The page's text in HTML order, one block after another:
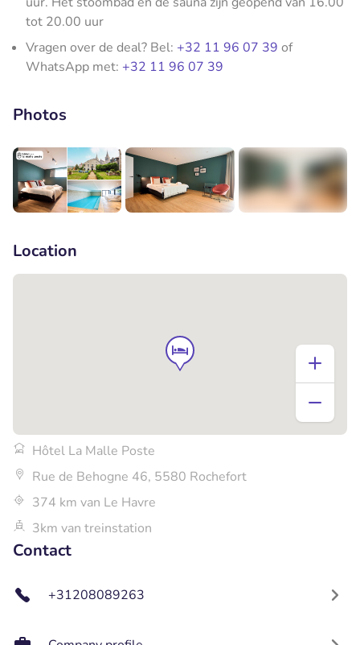
tot 20.00 uur
Vragen over de deal? Bel: +32 11 96 07 39 of
WhatsApp met: +32 11 96 07 39
Photos
Location
Hôtel La Malle Poste
Rue de Behogne 46, 5580 Rochefort
374 km van Le Havre
3km van treinstation
Contact
+31208089263